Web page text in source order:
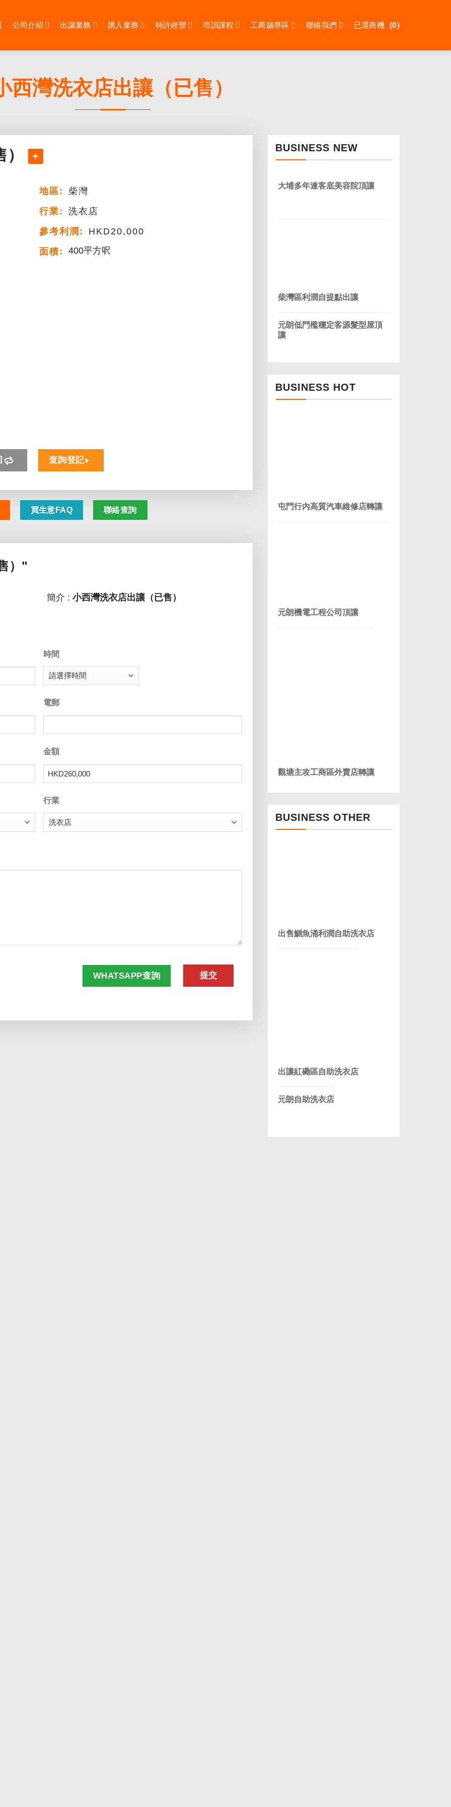
公司介紹 出讓業務 購入業務 特許經營 培訓課程 工商舖專區 聯絡我們 已選商機 0
西灣洗衣店出讓（已售）
地區:
柴灣
行業:
洗衣店
參考利潤:
HKD20,000
面積: 400平方呎
查詢登記
買生意FAQ 聯絡查詢
）"
簡介 : 小西灣洗衣店出讓（已售）
時間
電郵
金額
行業
WHATSAPP查詢
BUSINESS NEW
大埔多年連客底美容院頂讓
柴灣區利潤自提點出讓
元朗低門檻穩定客源髮型屋頂
讓
BUSINESS HOT
屯門行內高質汽車維修店轉讓
元朗機電工程公司頂讓
觀塘主攻工商區外賣店轉讓
BUSINESS OTHER
出售鰂魚涌利潤自助洗衣店
出讓紅磡區自助洗衣店
元朗自助洗衣店